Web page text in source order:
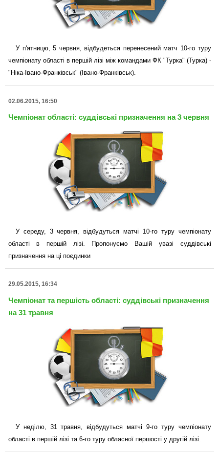
У п'ятницю, 5 червня, відбудеться перенесений матч 10-го туру
чемпіонату області в першій лізі між командами ФК "Турка" (Турка) -
"Ніка-Івано-Франківськ" (Івано-Франківськ).
02.06.2015, 16:50
Чемпіонат області: суддівські призначення на 3 червня
У середу, 3 червня, відбудуться матчі 10-го туру чемпіонату
області в першій лізі. Пропонуємо Вашій увазі суддівські
призначення на ці поєдинки
29.05.2015, 16:34
Чемпіонат та першість області: суддівські призначення
на 31 травня
У неділю, 31 травня, відбудуться матчі 9-го туру чемпіонату
області в першій лізі та 6-го туру обласної першості у другій лізі.